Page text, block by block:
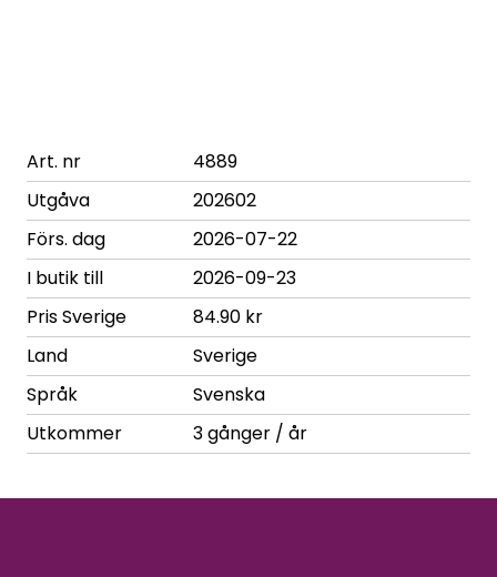
Art. nr
4889
Utgåva
202602
Förs. dag
2026-07-22
I butik till
2026-09-23
Pris Sverige
84.90 kr
Land
Sverige
Språk
Svenska
Utkommer
3 gånger / år